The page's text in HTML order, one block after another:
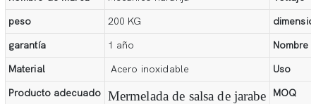
peso
200 KG
garantía
1 año
Nombre
Material
Acero inoxidable
Uso
Producto adecuado Mermelada de salsa de jarabe MOQ